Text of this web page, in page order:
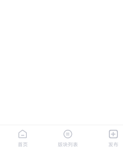
首页 版块列表 发布